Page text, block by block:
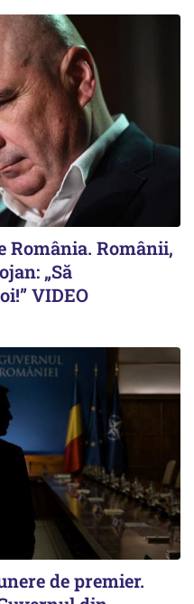
România. Românii,
„Să
VIDEO
de premier.